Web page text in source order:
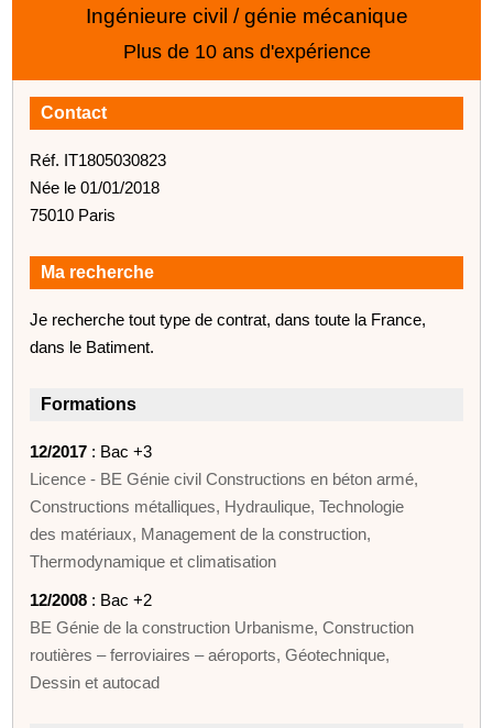
Ingénieure civil / génie mécanique
Plus de 10 ans d'expérience
Contact
Réf. IT1805030823
Née le 01/01/2018
75010 Paris
Ma recherche
Je recherche tout type de contrat, dans toute la France,
dans le Batiment.
Formations
12/2017 : Bac +3
Licence - BE Génie civil Constructions en béton armé,
Constructions métalliques, Hydraulique, Technologie
des matériaux, Management de la construction,
Thermodynamique et climatisation
12/2008 : Bac +2
BE Génie de la construction Urbanisme, Construction
routières – ferroviaires – aéroports, Géotechnique,
Dessin et autocad